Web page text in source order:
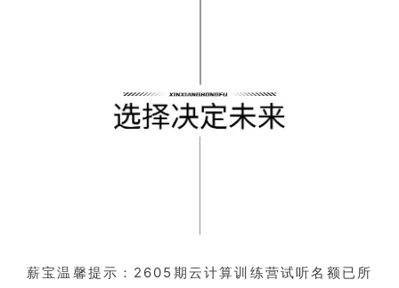
薪宝温馨提示：2605期云计算训练营试听名额已所